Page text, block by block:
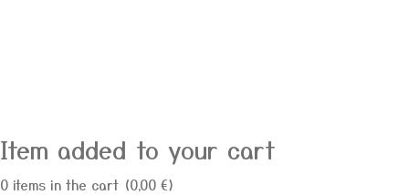
Item added to your cart
0 items in the cart (0,00 €)